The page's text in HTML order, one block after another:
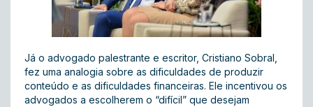
Já o advogado palestrante e escritor, Cristiano Sobral,
fez uma analogia sobre as dificuldades de produzir
conteúdo e as dificuldades financeiras. Ele incentivou os
advogados a escolherem o “difícil” que desejam